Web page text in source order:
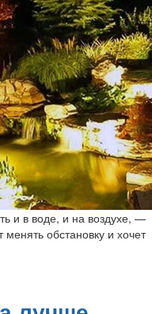
и в воде, и на воздухе, —
обстановку и хочет